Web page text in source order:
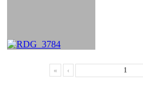
« ‹